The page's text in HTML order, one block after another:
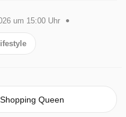
um 15:00 Uhr
Queen